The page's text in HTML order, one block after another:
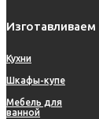
Изготавливаем
Кухни
Шкафы-купе
Мебель для
ванной